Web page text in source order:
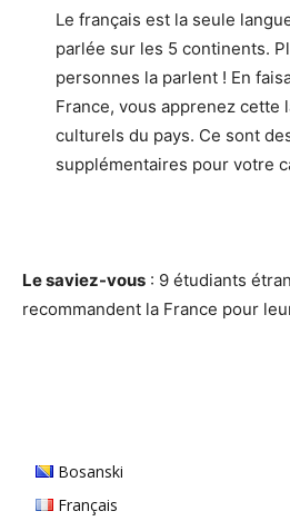
Le français est la seule
parlée sur les 5 continents.
personnes la parlent ! En
France, vous apprenez cette
culturels du pays. Ce sont
supplémentaires pour votre
Le saviez-vous : 9 étudiants
recommandent la France pour
Bosanski
Français